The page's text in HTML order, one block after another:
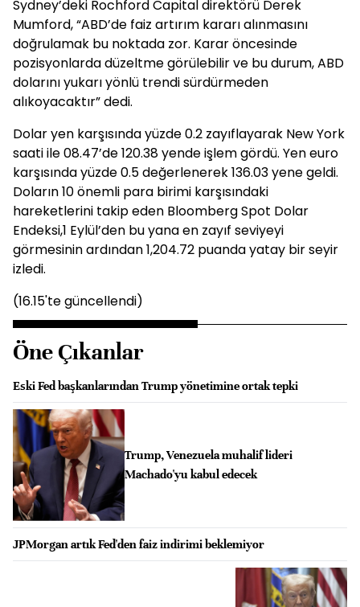
Sydney’deki Rochford Capital direktörü Derek
Mumford, “ABD’de faiz artırım kararı alınmasını
doğrulamak bu noktada zor. Karar öncesinde
pozisyonlarda düzeltme görülebilir ve bu durum, ABD
dolarını yukarı yönlü trendi sürdürmeden
alıkoyacaktır” dedi.
Dolar yen karşısında yüzde 0.2 zayıflayarak New York
saati ile 08.47’de 120.38 yende işlem gördü. Yen euro
karşısında yüzde 0.5 değerlenerek 136.03 yene geldi.
Doların 10 önemli para birimi karşısındaki
hareketlerini takip eden Bloomberg Spot Dolar
Endeksi,1 Eylül’den bu yana en zayıf seviyeyi
görmesinin ardından 1,204.72 puanda yatay bir seyir
izledi.
(16.15'te güncellendi)
Öne Çıkanlar
Eski Fed başkanlarından Trump yönetimine ortak tepki
Trump, Venezuela muhalif lideri
Machado'yu kabul edecek
JPMorgan artık Fed'den faiz indirimi beklemiyor